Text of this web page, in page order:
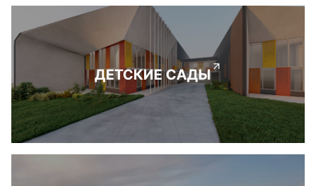
ДЕТСКИЕ САДЫ